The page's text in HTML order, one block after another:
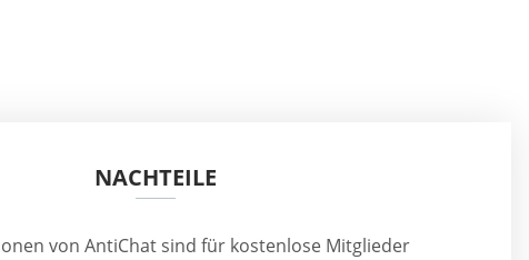
NACHTEILE
von AntiChat sind für kostenlose Mitglieder